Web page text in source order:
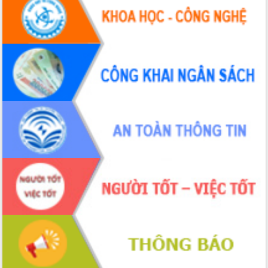
UBND tỉnh họp báo định kỳ tháng 4
năm 2026
Hội thảo khoa học “Giải pháp thúc đẩy
phát triển nền kinh tế xanh tại tỉnh
Đắk Lắk”
Tăng cường giám sát, đôn đốc thực
hiện nhiệm vụ quản lý tài sản công
hàng tuần
Tháo gỡ những vướng mắc, đẩy mạnh
công tác cải cách thủ tục hành chính
tại Trung tâm Phục vụ hành chính
công tỉnh
Đắk Lắk: Tôn vinh 46 giải pháp tại Hội
thi Sáng tạo Kỹ thuật 2024 - 2025
Đắk Lắk rà soát, điều chỉnh Đề án 190
về phát triển nuôi trồng thủy sản
Phó Chủ tịch UBND tỉnh Đắk Lắk
Trương Công Thái kiểm tra thực địa
Dự án cao tốc Khánh Hòa - Buôn Ma
Thuột